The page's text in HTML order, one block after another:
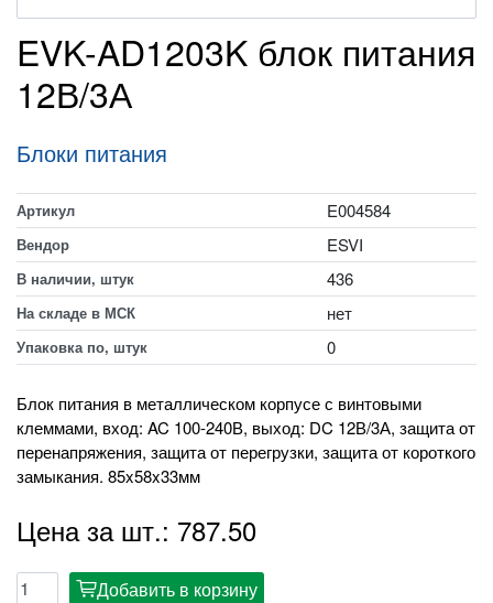
EVK-AD1203K блок питания
12В/3А
Блоки питания
Артикул E004584
Вендор ESVI
В наличии, штук 436
На складе в МСК нет
Упаковка по, штук 0
Блок питания в металлическом корпусе с винтовыми
клеммами, вход: AC 100-240В, выход: DC 12В/3А, защита от
перенапряжения, защита от перегрузки, защита от короткого
замыкания. 85x58x33мм
Цена за шт.: 787.50
cartДобавить в корзину